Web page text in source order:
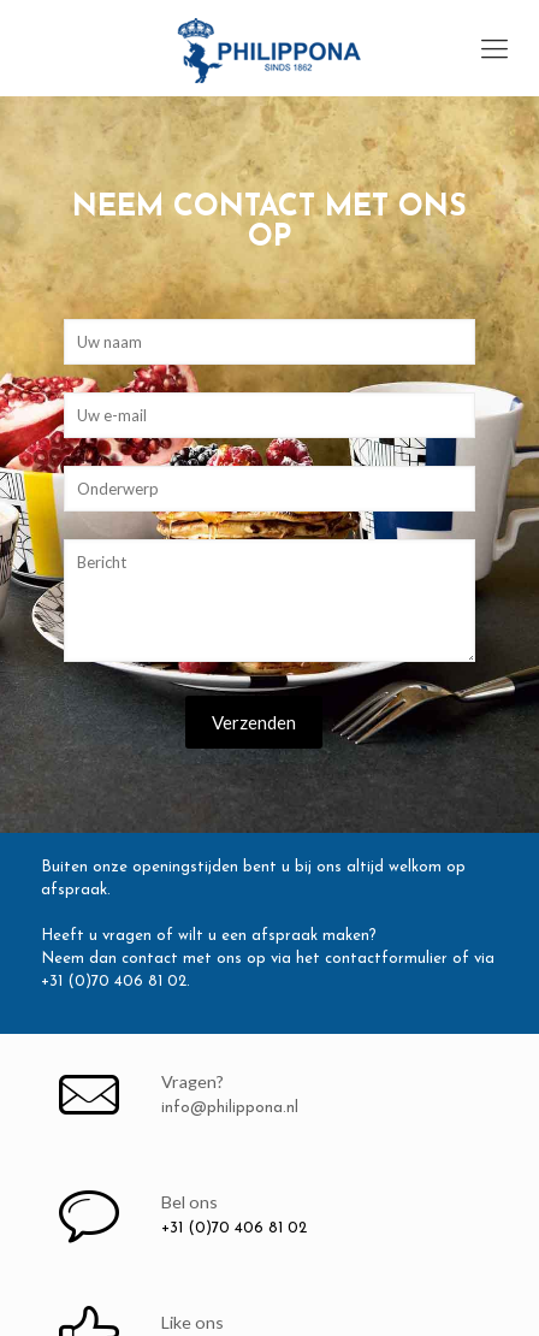
NEEM CONTACT MET ONS
OP
Buiten onze openingstijden bent u bij ons altijd welkom op
afspraak.
Heeft u vragen of wilt u een afspraak maken?
Neem dan contact met ons op via het contactformulier of via
+31 (0)70 406 81 02.
Vragen?
info@philippona.nl
Bel ons
+31 (0)70 406 81 02
Like ons